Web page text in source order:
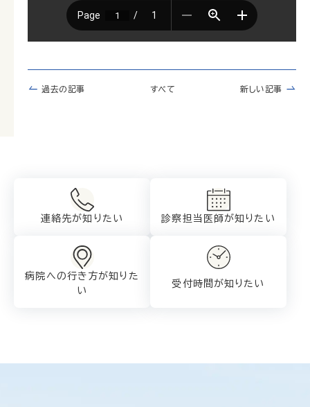
過去の記事 すべて 新しい記事
連絡先が知りたい 診察担当医師が知りたい
病院への行き方が知りた
い
受付時間が知りたい